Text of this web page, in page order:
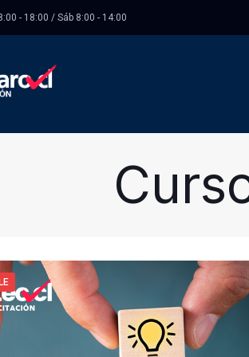
- 18:00 / Sáb 8:00 - 14:00